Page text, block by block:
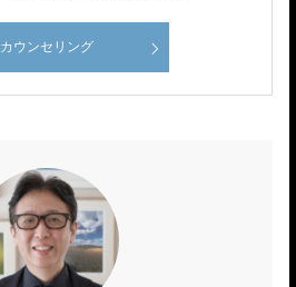
カウンセリング